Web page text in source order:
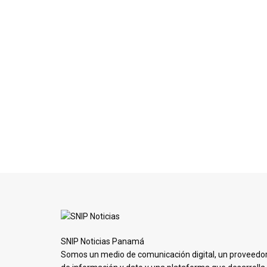
SNIP Noticias Panamá
Somos un medio de comunicación digital, un